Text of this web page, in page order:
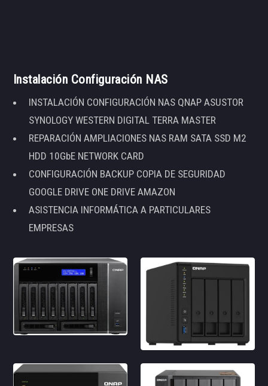
Instalación Configuración NAS
INSTALACIÓN CONFIGURACIÓN NAS QNAP ASUSTOR
SYNOLOGY WESTERN DIGITAL TERRA MASTER
REPARACIÓN AMPLIACIONES NAS RAM SATA SSD M2
HDD 10GbE NETWORK CARD
CONFIGURACIÓN BACKUP COPIA DE SEGURIDAD
GOOGLE DRIVE ONE DRIVE AMAZON
ASISTENCIA INFORMÁTICA A PARTICULARES
EMPRESAS